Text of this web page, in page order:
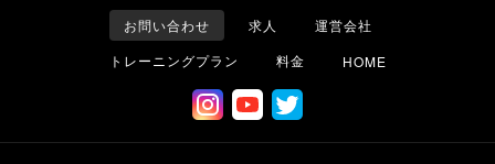
お問い合わせ
求人
運営会社
トレーニングプラン
料金 HOME